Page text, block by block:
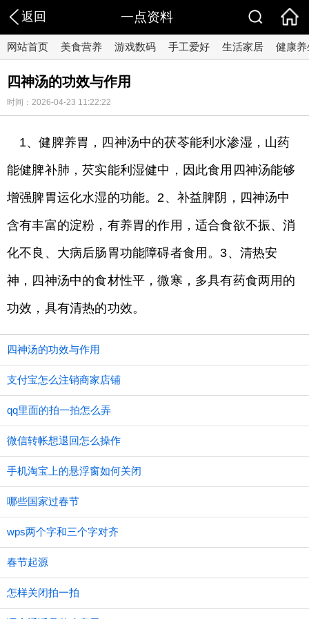
返回 一点资料
网站首页 美食营养 游戏数码 手工爱好 生活家居 健康养
四神汤的功效与作用
时间：2026-04-23 11:22:22
1、健脾养胃，四神汤中的茯苓能利水渗湿，山药
能健脾补肺，芡实能利湿健中，因此食用四神汤能够
增强脾胃运化水湿的功能。2、补益脾阴，四神汤中
含有丰富的淀粉，有养胃的作用，适合食欲不振、消
化不良、大病后肠胃功能障碍者食用。3、清热安
神，四神汤中的食材性平，微寒，多具有药食两用的
功效，具有清热的功效。
四神汤的功效与作用
支付宝怎么注销商家店铺
qq里面的拍一拍怎么弄
微信转帐想退回怎么操作
手机淘宝上的悬浮窗如何关闭
哪些国家过春节
wps两个字和三个字对齐
春节起源
怎样关闭拍一拍